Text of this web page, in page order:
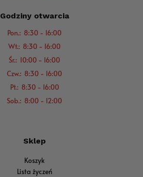
Godziny otwarcia
Pon.: 8:30 - 16:00
Wt.: 8:30 - 16:00
Śr.: 10:00 - 16:00
Czw.: 8:30 - 16:00
Pt.: 8:30 - 16:00
Sob.: 8:00 - 12:00
Sklep
Koszyk
Lista życzeń